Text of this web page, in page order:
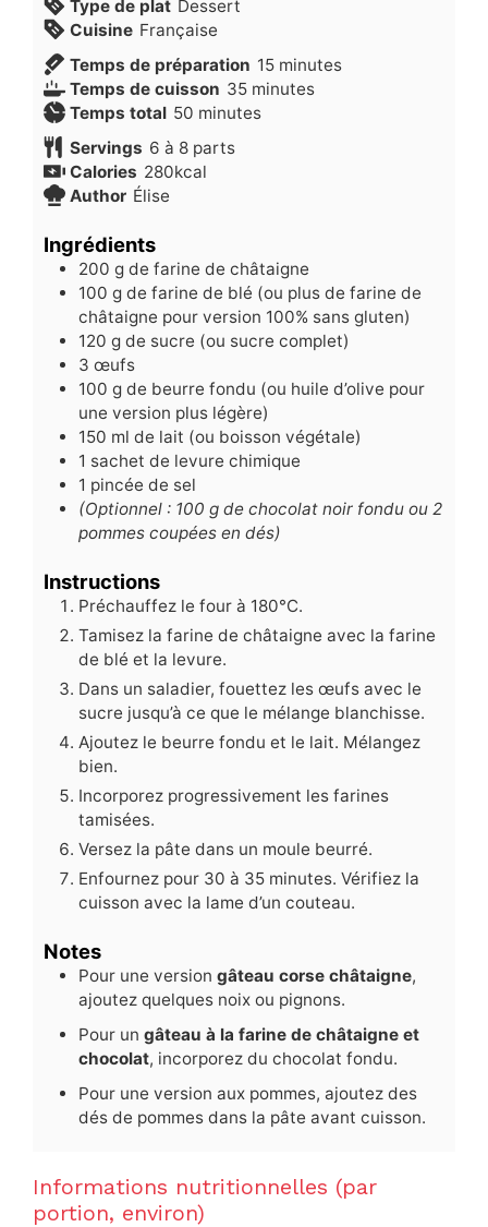
Type de plat Dessert
Cuisine Française
Temps de préparation 15minutes
minutes
Temps de cuisson 35minutes
minutes
Temps total 50minutes
minutes
Servings 6 à 8 parts
Calories 280kcal
Author Élise
Ingrédients
200 g de farine de châtaigne
100 g de farine de blé (ou plus de farine de
châtaigne pour version 100% sans gluten)
120 g de sucre (ou sucre complet)
3 œufs
100 g de beurre fondu (ou huile d’olive pour
une version plus légère)
150 ml de lait (ou boisson végétale)
1 sachet de levure chimique
1 pincée de sel
(Optionnel : 100 g de chocolat noir fondu ou 2
pommes coupées en dés)
Instructions
Préchauffez le four à 180°C.
Tamisez la farine de châtaigne avec la farine
de blé et la levure.
Dans un saladier, fouettez les œufs avec le
sucre jusqu’à ce que le mélange blanchisse.
Ajoutez le beurre fondu et le lait. Mélangez
bien.
Incorporez progressivement les farines
tamisées.
Versez la pâte dans un moule beurré.
Enfournez pour 30 à 35 minutes. Vérifiez la
cuisson avec la lame d’un couteau.
Notes
Pour une version gâteau corse châtaigne,
ajoutez quelques noix ou pignons.
Pour un gâteau à la farine de châtaigne et
chocolat, incorporez du chocolat fondu.
Pour une version aux pommes, ajoutez des
dés de pommes dans la pâte avant cuisson.
Informations nutritionnelles (par
portion, environ)